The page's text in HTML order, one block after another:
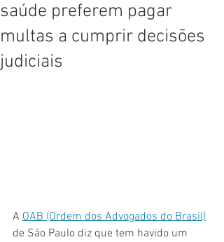
saúde preferem pagar
multas a cumprir decisões
judiciais
A OAB (Ordem dos Advogados do Brasil)
de São Paulo diz que tem havido um